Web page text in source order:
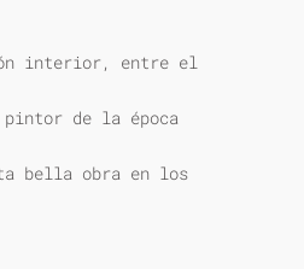
interior, entre el
de la época
bella obra en los